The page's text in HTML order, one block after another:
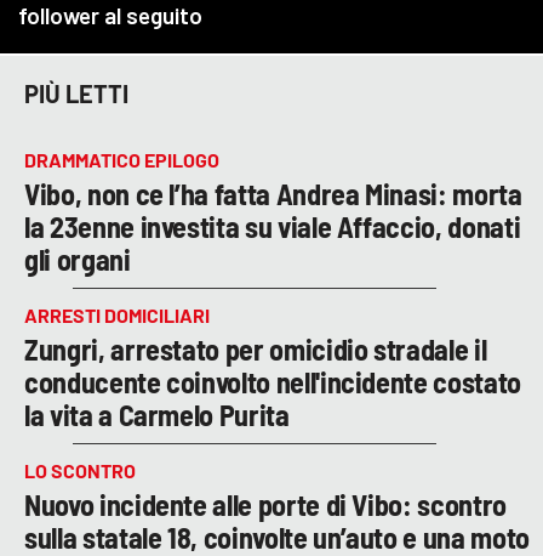
PIÙ LETTI
DRAMMATICO EPILOGO
Vibo, non ce l’ha fatta Andrea Minasi: morta
la 23enne investita su viale Affaccio, donati
gli organi
ARRESTI DOMICILIARI
Zungri, arrestato per omicidio stradale il
conducente coinvolto nell'incidente costato
la vita a Carmelo Purita
LO SCONTRO
Nuovo incidente alle porte di Vibo: scontro
sulla statale 18, coinvolte un’auto e una moto